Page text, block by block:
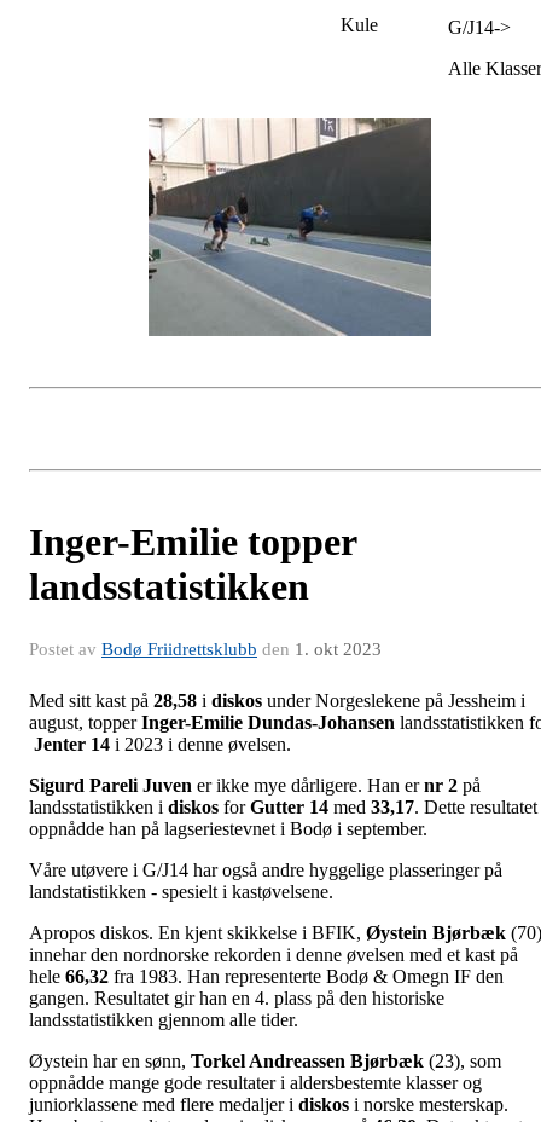
Kule
G/J14->
Alle Klasser
Inger-Emilie topper
landsstatistikken
Postet av Bodø Friidrettsklubb den 1. okt 2023
Med sitt kast på 28,58 i diskos under Norgeslekene på Jessheim i
august, topperInger-Emilie Dundas-Johansen landsstatistikken
Jenter 14 i 2023 i denne øvelsen.
Sigurd Pareli Juven er ikke mye dårligere. Han ernr 2 på
landsstatistikken i diskos forGutter 14 med 33,17. Dette resultatet
oppnådde han på lagseriestevnet i Bodø i september.
Våre utøvere i G/J14 har også andre hyggelige plasseringer på
landstatistikken - spesielt i kastøvelsene.
Apropos diskos. En kjent skikkelse i BFIK, Øystein Bjørbæk
innehar den nordnorske rekorden i denne øvelsen med et kast på
hele 66,32 fra 1983. Han representerte Bodø & Omegn IF den
gangen. Resultatet gir han en 4. plass på den historiske
landsstatistikken gjennom alle tider.
Øystein har en sønn, Torkel Andreassen Bjørbæk (23), som
oppnådde mange gode resultater i aldersbestemte klasser og
juniorklassene med flere medaljer i diskos i norske mesterskap.